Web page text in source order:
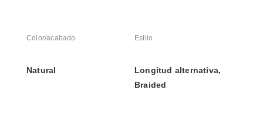
Color/acabado
Natural
Estilo
Longitud alternativa,
Braided